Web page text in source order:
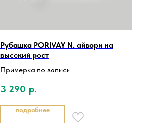
Рубашка PORIVAY N. айвори на
высокий рост
Примерка по записи
3 290 р.
подробнее